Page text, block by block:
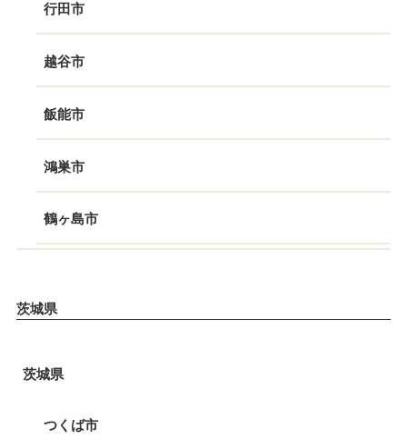
行田市
越谷市
飯能市
鴻巣市
鶴ヶ島市
茨城県
茨城県
つくば市